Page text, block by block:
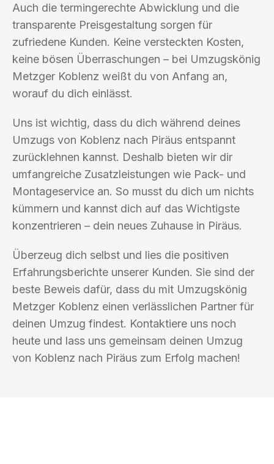
Auch die termingerechte Abwicklung und die
transparente Preisgestaltung sorgen für
zufriedene Kunden. Keine versteckten Kosten,
keine bösen Überraschungen – bei Umzugskönig
Metzger Koblenz weißt du von Anfang an,
worauf du dich einlässt.
Uns ist wichtig, dass du dich während deines
Umzugs von Koblenz nach Piräus entspannt
zurücklehnen kannst. Deshalb bieten wir dir
umfangreiche Zusatzleistungen wie Pack- und
Montageservice an. So musst du dich um nichts
kümmern und kannst dich auf das Wichtigste
konzentrieren – dein neues Zuhause in Piräus.
Überzeug dich selbst und lies die positiven
Erfahrungsberichte unserer Kunden. Sie sind der
beste Beweis dafür, dass du mit Umzugskönig
Metzger Koblenz einen verlässlichen Partner für
deinen Umzug findest. Kontaktiere uns noch
heute und lass uns gemeinsam deinen Umzug
von Koblenz nach Piräus zum Erfolg machen!